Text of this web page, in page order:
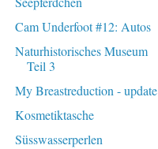
Cam Underfoot #12: Autos
Naturhistorisches Museum
Teil 3
My Breastreduction - update
Kosmetiktasche
Süsswasserperlen